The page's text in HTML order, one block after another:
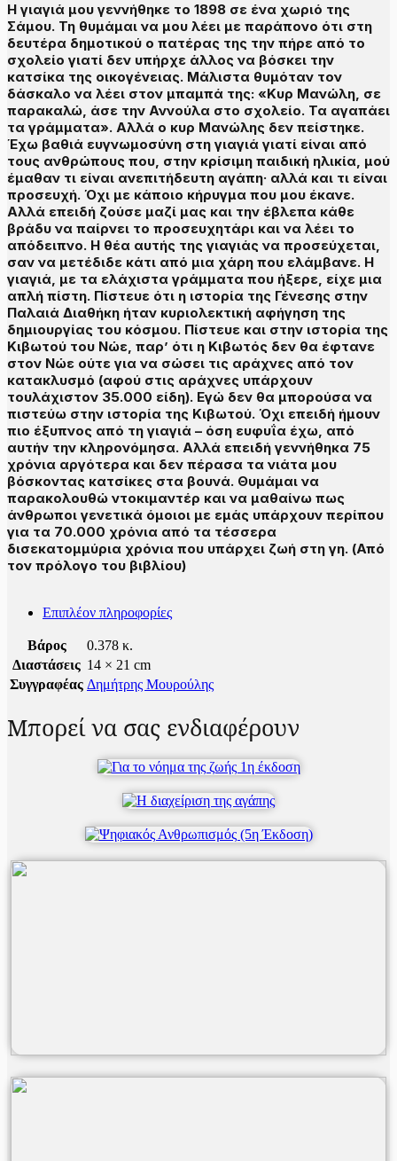
Η γιαγιά μου γεννήθηκε το 1898 σε ένα χωριό της
Σάμου. Τη θυμάμαι να μου λέει με παράπονο ότι στη
δευτέρα δημοτικού ο πατέρας της την πήρε από το
σχολείο γιατί δεν υπήρχε άλλος να βόσκει την
κατσίκα της οικογένειας. Μάλιστα θυμόταν τον
δάσκαλο να λέει στον μπαμπά της: «Κυρ Μανώλη, σε
παρακαλώ, άσε την Αννούλα στο σχολείο. Τα αγαπάει
τα γράμματα». Αλλά ο κυρ Μανώλης δεν πείστηκε.
Έχω βαθιά ευγνωμοσύνη στη γιαγιά γιατί είναι από
τους ανθρώπους που, στην κρίσιμη παιδική ηλικία, μού
έμαθαν τι είναι ανεπιτήδευτη αγάπη· αλλά και τι είναι
προσευχή. Όχι με κάποιο κήρυγμα που μου έκανε.
Αλλά επειδή ζούσε μαζί μας και την έβλεπα κάθε
βράδυ να παίρνει το προσευχητάρι και να λέει το
απόδειπνο. Η θέα αυτής της γιαγιάς να προσεύχεται,
σαν να μετέδιδε κάτι από μια χάρη που ελάμβανε. Η
γιαγιά, με τα ελάχιστα γράμματα που ήξερε, είχε μια
απλή πίστη. Πίστευε ότι η ιστορία της Γένεσης στην
Παλαιά Διαθήκη ήταν κυριολεκτική αφήγηση της
δημιουργίας του κόσμου. Πίστευε και στην ιστορία της
Κιβωτού του Νώε, παρ’ ότι η Κιβωτός δεν θα έφτανε
στον Νώε ούτε για να σώσει τις αράχνες από τον
κατακλυσμό (αφού στις αράχνες υπάρχουν
τουλάχιστον 35.000 είδη). Εγώ δεν θα μπορούσα να
πιστεύω στην ιστορία της Κιβωτού. Όχι επειδή ήμουν
πιο έξυπνος από τη γιαγιά – όση ευφυΐα έχω, από
αυτήν την κληρονόμησα. Αλλά επειδή γεννήθηκα 75
χρόνια αργότερα και δεν πέρασα τα νιάτα μου
βόσκοντας κατσίκες στα βουνά. Θυμάμαι να
παρακολουθώ ντοκιμαντέρ και να μαθαίνω πως
άνθρωποι γενετικά όμοιοι με εμάς υπάρχουν περίπου
για τα 70.000 χρόνια από τα τέσσερα
δισεκατομμύρια χρόνια που υπάρχει ζωή στη γη. (Από
τον πρόλογο του βιβλίου)
Επιπλέον πληροφορίες
Βάρος
0.378 κ.
Διαστάσεις 14 × 21 cm
Συγγραφέας Δημήτρης Μουρούλης
Μπορεί να σας ενδιαφέρουν